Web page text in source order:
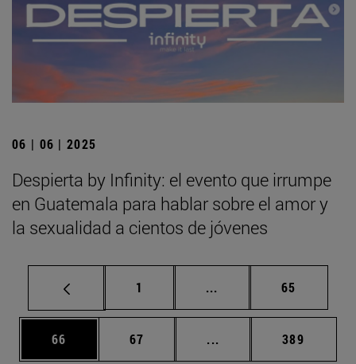
06 | 06 | 2025
Despierta by Infinity: el evento que irrumpe
en Guatemala para hablar sobre el amor y
la sexualidad a cientos de jóvenes
Página
1 ... Páginas intermedias
Página
65
Página
66 Página
67 ... Páginas intermedias
Página
389